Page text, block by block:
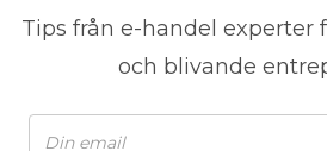
Tips från e-handel experter
och blivande